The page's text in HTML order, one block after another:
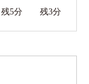
残5分 残3分